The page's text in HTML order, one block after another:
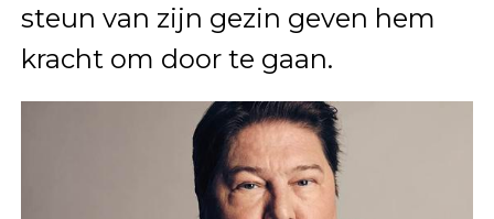
steun van zijn gezin geven hem
kracht om door te gaan.